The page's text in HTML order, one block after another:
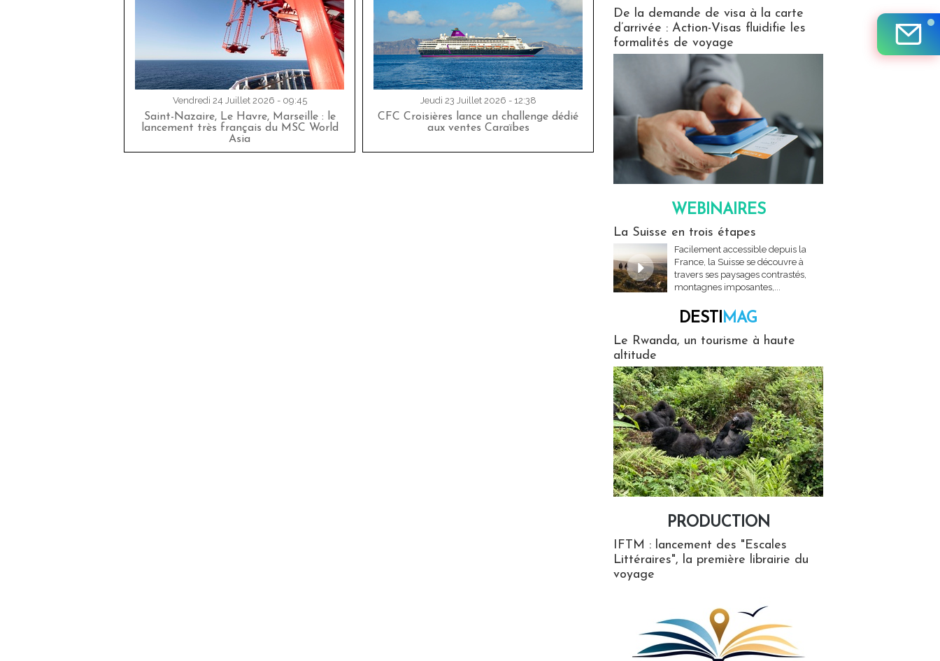
Vendredi 24 Juillet 2026 - 09:45
Saint-Nazaire, Le Havre, Marseille : le
lancement très français du MSC World
Asia
Jeudi 23 Juillet 2026 - 12:38
CFC Croisières lance un challenge dédié
aux ventes Caraïbes
De la demande de visa à la carte
d’arrivée : Action-Visas fluidifie les
formalités de voyage
WEBINAIRES
La Suisse en trois étapes
Facilement accessible depuis la
France, la Suisse se découvre à
travers ses paysages contrastés,
montagnes imposantes,...
DESTIMAG
Le Rwanda, un tourisme à haute
altitude
PRODUCTION
IFTM : lancement des "Escales
Littéraires", la première librairie du
voyage